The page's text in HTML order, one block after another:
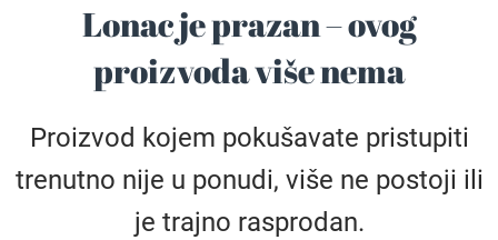
Lonac je prazan – ovog
proizvoda više nema
Proizvod kojem pokušavate pristupiti
trenutno nije u ponudi, više ne postoji ili
je trajno rasprodan.